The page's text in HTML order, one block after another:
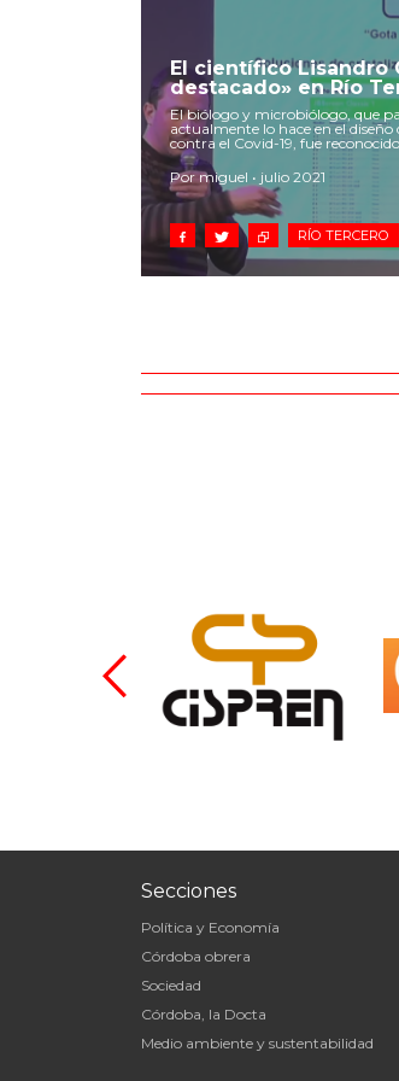
El científico Lisandro
destacado» en Río
El biólogo y microbiólogo, que
actualmente lo hace en el
contra el Covid-19, fue
Por miguel • julio 2021
RÍO TERCERO
Secciones
Política y Economía
Córdoba obrera
Sociedad
Córdoba, la Docta
Medio ambiente y sustentabilidad